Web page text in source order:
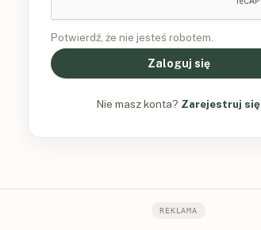
Potwierdź, że nie jesteś robotem.
Zaloguj się
Nie masz konta? Zarejestruj się
REKLAMA